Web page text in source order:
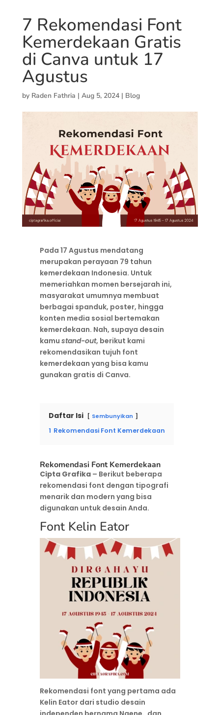
7 Rekomendasi Font
Kemerdekaan Gratis
di Canva untuk 17
Agustus
by Raden Fathria | Aug 5, 2024| Blog
Pada 17 Agustus mendatang
merupakan perayaan 79 tahun
kemerdekaan Indonesia. Untuk
memeriahkan momen bersejarah ini,
masyarakat umumnya membuat
berbagai spanduk, poster, hingga
konten media sosial bertemakan
kemerdekaan. Nah, supaya desain
kamu stand-out, berikut kami
rekomendasikan tujuh font
kemerdekaan yang bisa kamu
gunakan gratis di Canva.
Daftar Isi Sembunyikan
1 Rekomendasi Font Kemerdekaan
Rekomendasi Font Kemerdekaan
Cipta Grafika – Berikut beberapa
rekomendasi font dengan tipografi
menarik dan modern yang bisa
digunakan untuk desain Anda.
Font Kelin Eator
Rekomendasi font yang pertama ada
Kelin Eator dari studio desain